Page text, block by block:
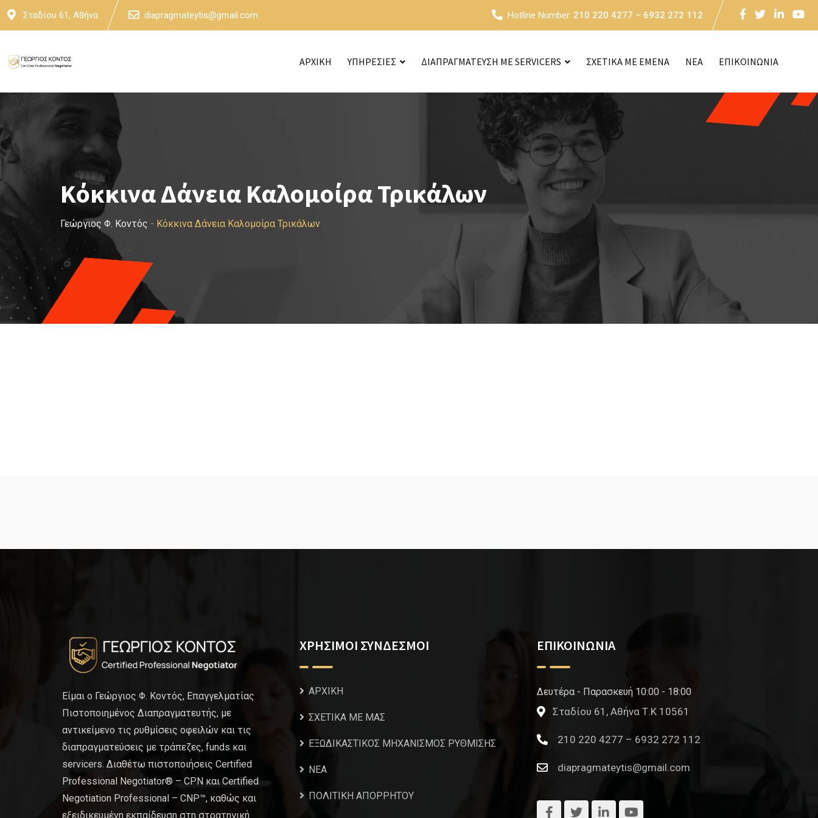
Skip
Σταδίου 61, Αθήνα diapragmateytis@gmail.com Hotline Number: 210 220 4277 – 6932 272 112
ΑΡΧΙΚΗ ΥΠΗΡΕΣΙΕΣ ΔΙΑΠΡΑΓΜΑΤΕΥΣΗ ΜΕ SERVICERS ΣΧΕΤΙΚΑ ΜΕ ΕΜΕΝΑ NEA ΕΠΙΚΟΙΝΩΝΙΑ
Κόκκινα Δάνεια Καλομοίρα Τρικάλων
Γεώργιος Φ. Κοντός - Κόκκινα Δάνεια Καλομοίρα Τρικάλων
Είμαι ο Γεώργιος Φ. Κοντός, Επαγγελματίας
Πιστοποιημένος Διαπραγματευτής, με
αντικείμενο τις ρυθμίσεις οφειλών και τις
διαπραγματεύσεις με τράπεζες, funds και
servicers. Διαθέτω πιστοποιήσεις Certified
Professional Negotiator® – CPN και Certified
Negotiation Professional – CNP™, καθώς και
εξειδικευμένη εκπαίδευση στη στρατηγική
ΧΡΗΣΙΜΟΙ ΣΥΝΔΕΣΜΟΙ
ΑΡΧΙΚΗ
ΣΧΕΤΙΚΑ ΜΕ ΜΑΣ
ΕΞΩΔΙΚΑΣΤΙΚΟΣ ΜΗΧΑΝΙΣΜΟΣ ΡΥΘΜΙΣΗΣ
NEA
ΠΟΛΙΤΙΚΗ ΑΠΟΡΡΗΤΟΥ
ΕΠΙΚΟΙΝΩΝΙΑ
Δευτέρα - Παρασκευή 10:00 - 18:00
Σταδίου 61, Αθήνα Τ.Κ 10561
210 220 4277 – 6932 272 112
diapragmateytis@gmail.com